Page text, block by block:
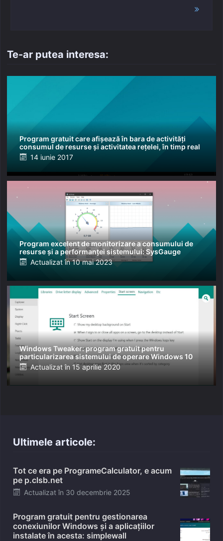
Te-ar putea interesa:
Program gratuit care afișează în bara de activități
consumul de resurse și activitatea rețelei, în timp real
Posted
on
14 iunie 2017
Program excelent de monitorizare a consumului de
resurse și a performanței sistemului: SysGauge
Posted
Actualizat în 10 mai 2023
Windows Tweaker: program gratuit pentru
particularizarea sistemului de operare Windows 10
Posted
Actualizat în 15 aprilie 2020
Ultimele articole:
Tot ce era pe ProgrameCalculator, e acum
pe p.clsb.net
Posted
Actualizat în 30 decembrie 2025
Program gratuit pentru gestionarea
conexiunilor Windows și a aplicațiilor
instalate în acesta: simplewall